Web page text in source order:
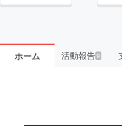
ホーム 活動報告9